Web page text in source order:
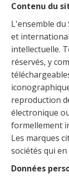
Contenu du
L'ensemble du
et
intellectuelle.
réservés, y
reproduction
électronique
formellement
Les marques
sociétés qui
Données